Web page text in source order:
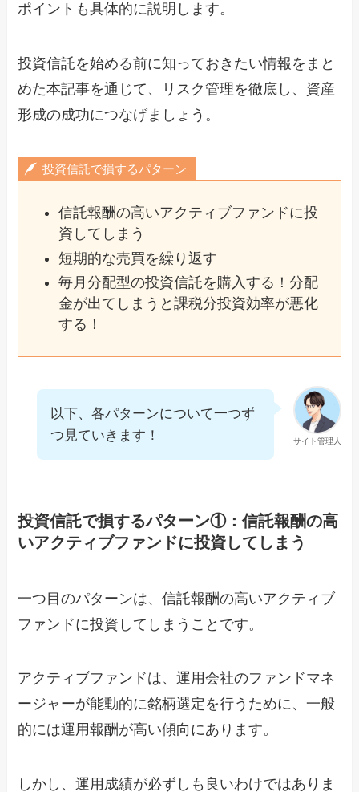
ポイントも具体的に説明します。
投資信託を始める前に知っておきたい情報をまと
めた本記事を通じて、リスク管理を徹底し、資産
形成の成功につなげましょう。
投資信託で損するパターン
信託報酬の高いアクティブファンドに投
資してしまう
短期的な売買を繰り返す
毎月分配型の投資信託を購入する！分配
金が出てしまうと課税分投資効率が悪化
する！
サイト管理人
以下、各パターンについて一つず
つ見ていきます！
投資信託で損するパターン①：信託報酬の高
いアクティブファンドに投資してしまう
一つ目のパターンは、信託報酬の高いアクティブ
ファンドに投資してしまうことです。
アクティブファンドは、運用会社のファンドマネ
ージャーが能動的に銘柄選定を行うために、一般
的には運用報酬が高い傾向にあります。
しかし、運用成績が必ずしも良いわけではありま